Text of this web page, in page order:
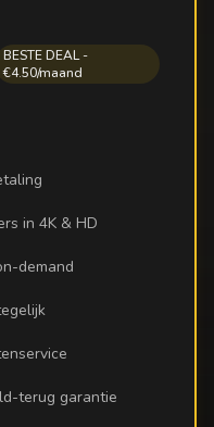
BESTE DEAL -
€4.50/maand
in 4K & HD
demand
terug garantie